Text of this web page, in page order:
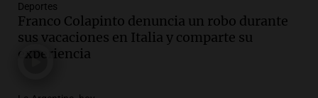
Deportes
Franco Colapinto denuncia un robo durante
sus vacaciones en Italia y comparte su
experiencia